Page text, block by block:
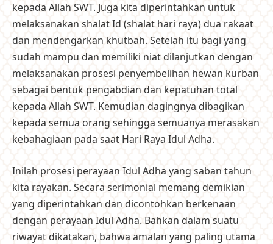
kepada Allah SWT. Juga kita diperintahkan untuk
melaksanakan shalat Id (shalat hari raya) dua rakaat
dan mendengarkan khutbah. Setelah itu bagi yang
sudah mampu dan memiliki niat dilanjutkan dengan
melaksanakan prosesi penyembelihan hewan kurban
sebagai bentuk pengabdian dan kepatuhan total
kepada Allah SWT. Kemudian dagingnya dibagikan
kepada semua orang sehingga semuanya merasakan
kebahagiaan pada saat Hari Raya Idul Adha.
Inilah prosesi perayaan Idul Adha yang saban tahun
kita rayakan. Secara serimonial memang demikian
yang diperintahkan dan dicontohkan berkenaan
dengan perayaan Idul Adha. Bahkan dalam suatu
riwayat dikatakan, bahwa amalan yang paling utama